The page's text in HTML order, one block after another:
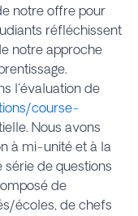
notre offre pour
réfléchissent
notre approche
l'évaluation de
course-
Nous avons
à mi-unité et à la
série de questions
de
écoles, de chefs